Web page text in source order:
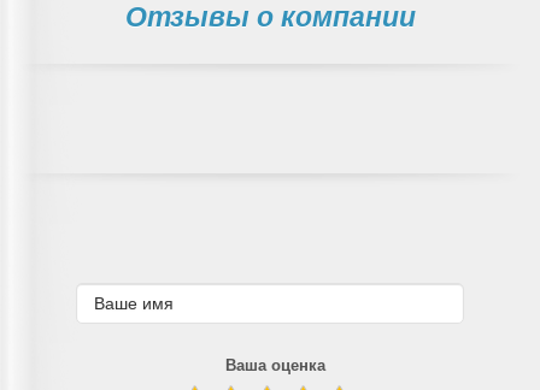
Отзывы о компании
Ваша оценка